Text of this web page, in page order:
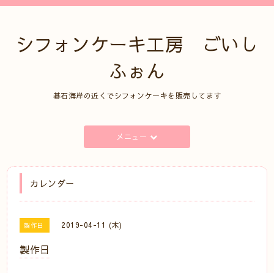
シフォンケーキ工房 ごいし
ふぉん
碁石海岸の近くでシフォンケーキを販売してます
メニュー
カレンダー
製作日 2019-04-11 (木)
製作日